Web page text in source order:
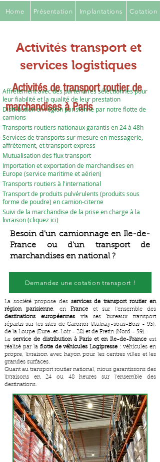
Home Présentation Implantations Cotation
Activités transport et
services logistiques
Activités de transport routier de
marchandises à Paris
Affrètement avec des partenaires sélectionnés pour
leur fiabilité et la qualité de leur prestation
Distribution en région parisienne par notre flotte de
camions
Transports routiers nationaux garantis en 24 à 48h
Services de transports sur mesure en messagerie,
affrètement, et transport express
Mutualisation des flux transport
Importation et exportation de marchandises en
Europe (service maritime et aérien)
Transports routiers à l'international
Transport de produits pulvérulents (produits sous
forme de poudre) en camion-citerne
Suivi de la marchandise de la prise en charge à la
livraison (cliquez ici)
Besoin d'un camionnage en Ile-de-
France ou d'un transport de
marchandises en national ?
Demandez une cotation transport !
La société propose des services de transport routier en
région parisienne, enFrance et sur l'ensemble des
destinations européennesvia ses bureaux transport
répartis sur les sites de Garonor (Aulnay-sous-Bois - 93),
de la Loupe (Eure-et-Loir - 28) et de Fretin (Nord - 59).
Le service de distribution à Paris et en Ile-de-France est
réalisé par la flotte de véhicules Logipresse : véhicules en
propre, livraison avec hayon pour les centres villes et les
grandes surfaces.
Quant au transport routier national, nious garantissons des
livraisons en 24 ou 48 heures sur l'ensemble des
destinations.